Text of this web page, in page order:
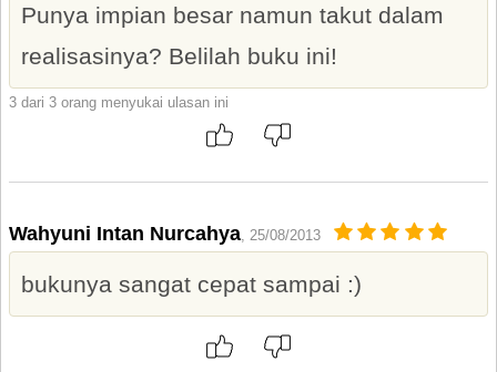
Punya impian besar namun takut dalam
realisasinya? Belilah buku ini!
3 dari 3 orang menyukai ulasan ini
Wahyuni Intan Nurcahya , 25/08/2013
bukunya sangat cepat sampai :)